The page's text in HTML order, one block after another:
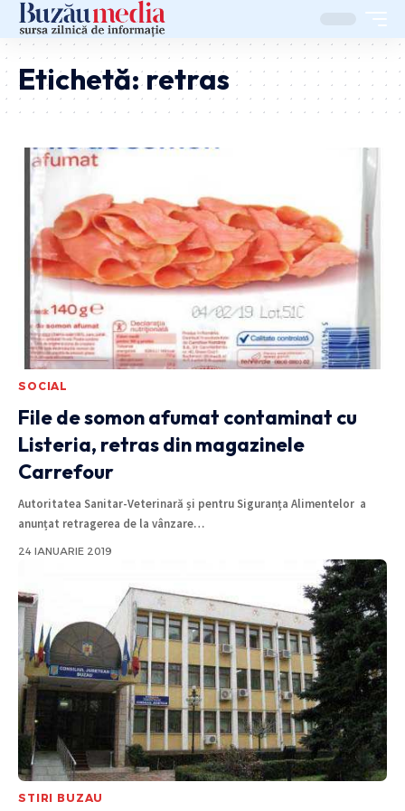
Etichetă:retras
SOCIAL
File de somon afumat contaminat cu
Listeria, retras din magazinele
Carrefour
Autoritatea Sanitar-Veterinară și pentru Siguranța Alimentelor a
anunțat retragerea de la vânzare…
24 IANUARIE 2019
STIRI BUZAU